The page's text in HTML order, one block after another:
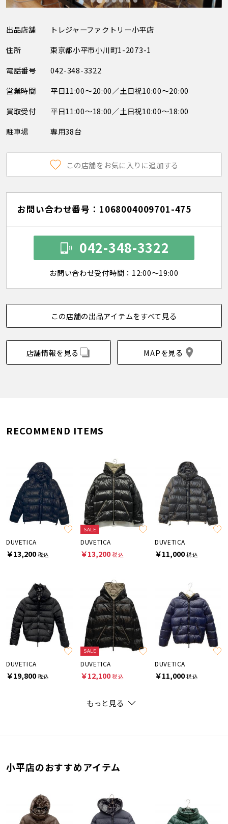
出品店舗
トレジャーファクトリー小平店
住所
東京都小平市小川町1-2073-1
電話番号
042-348-3322
営業時間
平日11:00～20:00／土日祝10:00～20:00
買取受付
平日11:00～18:00／土日祝10:00～18:00
駐車場
専用38台
この店舗をお気に入りに追加する
お問い合わせ番号：1068004009701-475
042-348-3322
お問い合わせ受付時間：12:00～19:00
この店舗の出品アイテムをすべて見る
店舗情報を見る MAPを見る
RECOMMEND ITEMS
DUVETICA
￥13,200税込
SALE
DUVETICA
￥13,200税込
DUVETICA
￥11,000税込
DUVETICA
￥19,800税込
SALE
DUVETICA
￥12,100税込
DUVETICA
￥11,000税込
もっと見る
小平店のおすすめアイテム